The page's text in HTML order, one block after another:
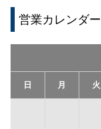
営業カレンダー
日 月 火